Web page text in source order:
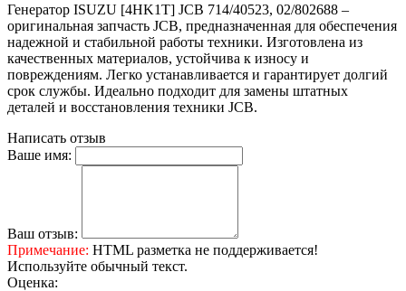
Генератор ISUZU [4HK1T] JCB 714/40523, 02/802688 –
оригинальная запчасть JCB, предназначенная для обеспечения
надежной и стабильной работы техники. Изготовлена из
качественных материалов, устойчива к износу и
повреждениям. Легко устанавливается и гарантирует долгий
срок службы. Идеально подходит для замены штатных
деталей и восстановления техники JCB.
Написать отзыв
Ваше имя:
Ваш отзыв:
Примечание: HTML разметка не поддерживается!
Используйте обычный текст.
Оценка: